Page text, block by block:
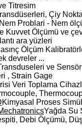
Titresim
Çiy
Nem Problari - Nem
Kuvvet Ölçümü ve
ara yüzleri
Ölçüm
devreler ...
ve
, Strain Gage
Veri Toplama
Kimyasal Proses
Yağda Su
Debi Ölçümü,